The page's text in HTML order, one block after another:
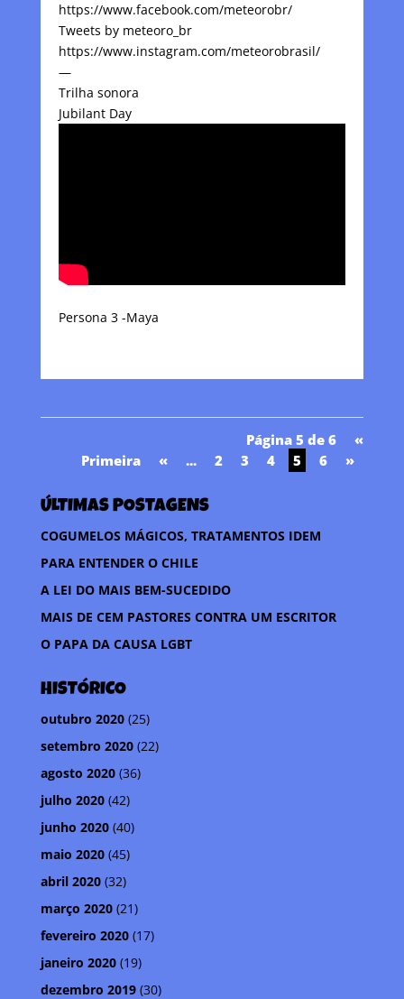
https://www.facebook.com/meteorobr/
Tweets by meteoro_br
https://www.instagram.com/meteorobrasil/
—
Trilha sonora
Jubilant Day
Persona 3 -Maya
Página 5 de 6
«
Primeira
« ... 2 3 4 5 6 »
ÚLTIMAS POSTAGENS
COGUMELOS MÁGICOS, TRATAMENTOS IDEM
PARA ENTENDER O CHILE
A LEI DO MAIS BEM-SUCEDIDO
MAIS DE CEM PASTORES CONTRA UM ESCRITOR
O PAPA DA CAUSA LGBT
HISTÓRICO
outubro 2020(25)
setembro 2020(22)
agosto 2020(36)
julho 2020(42)
junho 2020(40)
maio 2020(45)
abril 2020(32)
março 2020(21)
fevereiro 2020(17)
janeiro 2020(19)
dezembro 2019(30)